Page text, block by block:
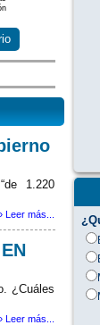
1.220
Leer más...
¿Cuáles
Leer más...